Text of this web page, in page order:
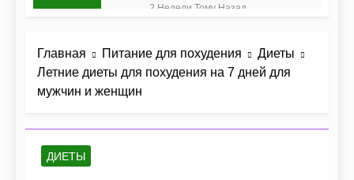
2 Недели Тому Назад
рецептам для стройной
фигуры
2 Месяца Тому Назад
Идеальная тарелка: как
правильно сочетать
Диетический тыквенный
Главная Питание для похудения
Диеты
Летние диеты для похудения на 7 дней для
мужчин и женщин
ДИЕТЫ